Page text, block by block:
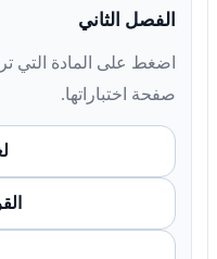
الفصل الثاني
اضغط على المادة التي
صفحة اختباراتها.